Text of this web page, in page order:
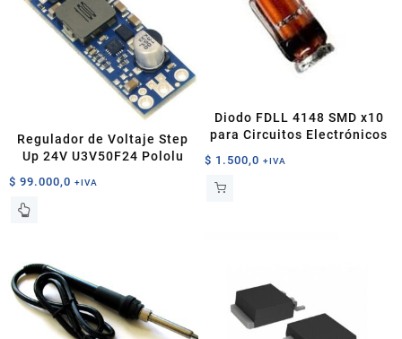
Regulador de Voltaje Step
Up 24V U3V50F24 Pololu
$ 99.000,0 +IVA
Diodo FDLL 4148 SMD x10
para Circuitos Electrónicos
$ 1.500,0 +IVA